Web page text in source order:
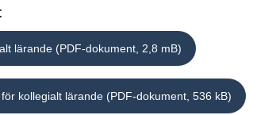
lärande (PDF-dokument, 2,8 mB)
kollegialt lärande (PDF-dokument, 536 kB)